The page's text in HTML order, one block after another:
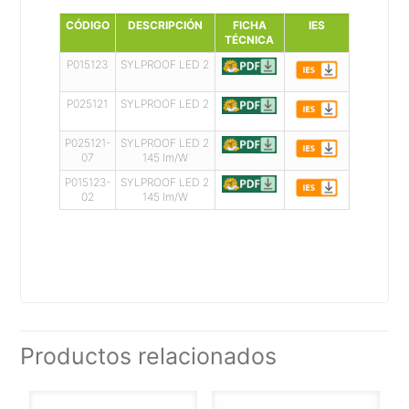
CÓDIGO DESCRIPCIÓN
FICHA
TÉCNICA
IES
P015123 SYLPROOF LED 2
P025121 SYLPROOF LED 2
P025121-
07
SYLPROOF LED 2
145 lm/W
P015123-
02
SYLPROOF LED 2
145 lm/W
Productos relacionados